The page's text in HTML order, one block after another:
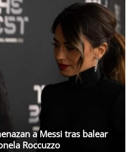
a Messi tras balear
Roccuzzo